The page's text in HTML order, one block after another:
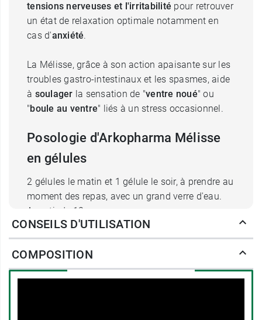
tensions nerveuses et l'irritabilité pour retrouver
un état de relaxation optimale notamment en
cas d'anxiété.
La Mélisse, grâce à son action apaisante sur les
troubles gastro-intestinaux et les spasmes, aide
à soulager la sensation de "ventre noué" ou
"boule au ventre" liés à un stress occasionnel.
Posologie d'Arkopharma Mélisse
en gélules
2 gélules le matin et 1 gélule le soir, à prendre au
moment des repas, avec un grand verre d'eau.
A partir de 12 ans.
Vegan. Fabriqué en France.
L'intelligence de la nature
40 ans de savoir-faire français- Pionniers
CONSEILS D'UTILISATION
COMPOSITION